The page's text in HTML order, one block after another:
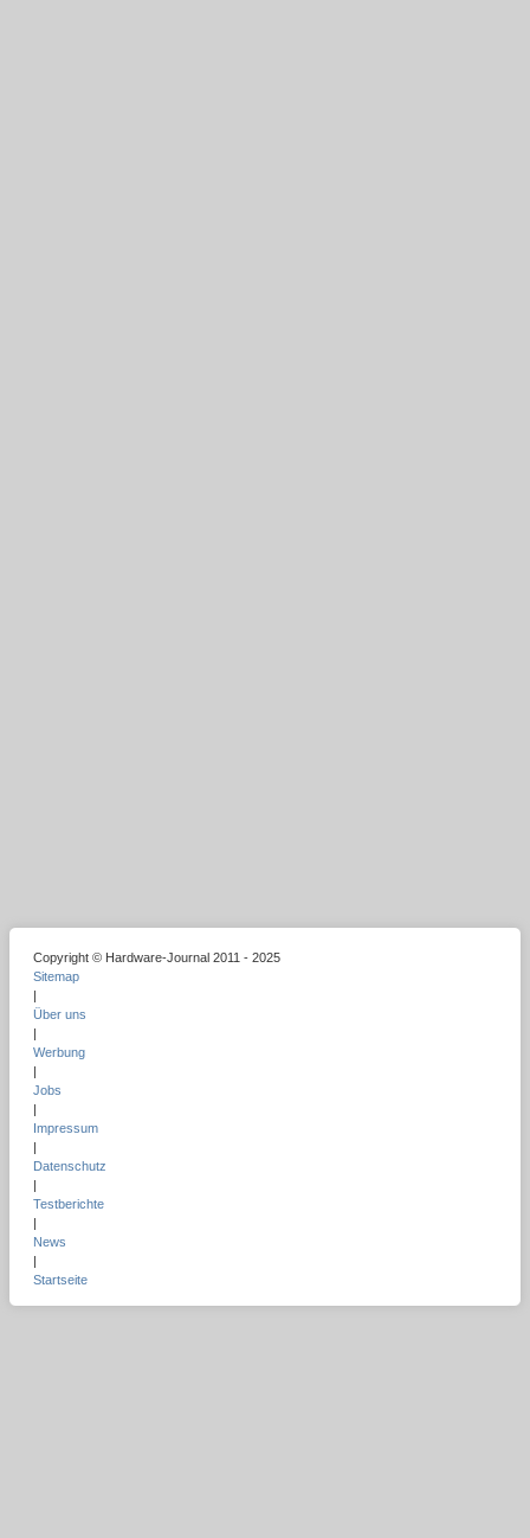
Copyright © Hardware-Journal 2011 - 2025
Sitemap
|
Über uns
|
Werbung
|
Jobs
|
Impressum
|
Datenschutz
|
Testberichte
|
News
|
Startseite